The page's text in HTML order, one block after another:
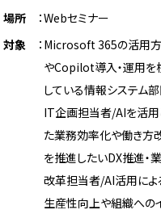
場所
Webセミナー
対象
Microsoft 365の活用
やCopilot導入・運用を
している情報システム部
IT企画担当者/AIを活用
た業務効率化や働き方
を推進したいDX推進・
改革担当者/AI活用によ
生産性向上や組織への